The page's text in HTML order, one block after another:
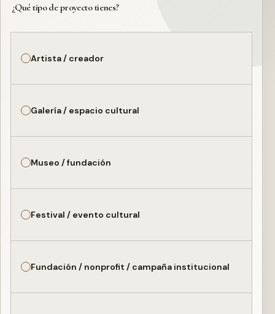
¿Qué tipo de proyecto tienes?
Artista / creador
Galería / espacio cultural
Museo / fundación
Festival / evento cultural
Fundación / nonprofit / campaña institucional